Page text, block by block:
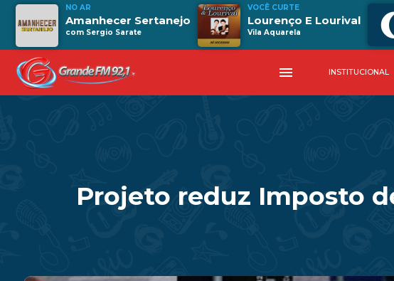
NO AR
Amanhecer Sertanejo
com Sergio Sarate
VOCÊ CURTE
Lourenço E Lourival
Vila Aquarela
menu INSTITUCIONAL
Projeto reduz Imposto